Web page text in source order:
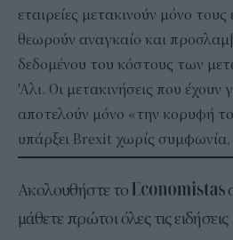
εταιρείες μετακινούν μόνο
θεωρούν αναγκαίο και
δεδομένου του κόστους των
'Αλι. Οι μετακινήσεις που έχουν
αποτελούν μόνο «την κορυφή
υπάρξει Brexit χωρίς συμφωνία,
Ακολουθήστε το
μάθετε πρώτοι όλες τις ειδήσεις